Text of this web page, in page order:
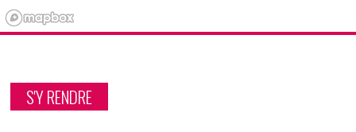
S'Y RENDRE